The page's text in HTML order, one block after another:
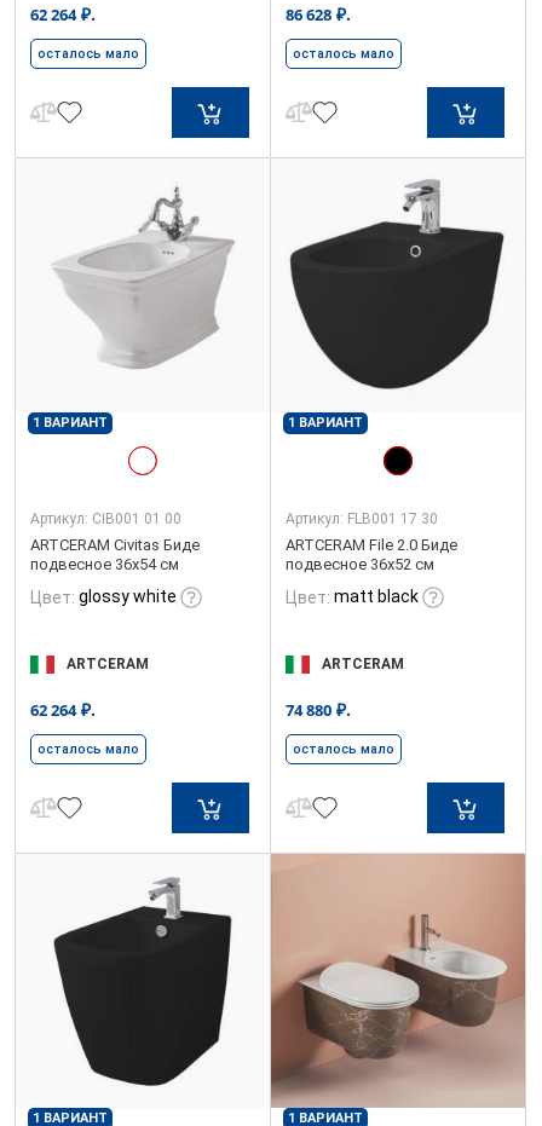
62 264₽.
осталось мало
86 628 ₽.
осталось мало
1 ВАРИАНТ
Артикул: CIB001 01 00
ARTCERAM Civitas Биде
подвесное 36х54 см
Цвет: glossy white
ARTCERAM
62 264₽.
осталось мало
1 ВАРИАНТ
Артикул: FLB001 17 30
ARTCERAM File 2.0 Биде
подвесное 36х52 см
Цвет: matt black
ARTCERAM
74 880 ₽.
осталось мало
1 ВАРИАНТ 1 ВАРИАНТ